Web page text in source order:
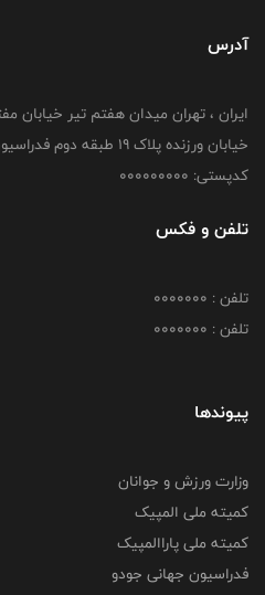
آدرس
ایران ، تهران میدان هفتم تیر
خیابان ورزنده پلاک ۱۹ طبقه دوم فدراسیون جودو
کدپستی: 000000000
تلفن و فکس
تلفن : 0000000
تلفن : 0000000
پیوندها
وزارت ورزش و جوانان
کمیته ملی المپیک
کمیته ملی پاراالمپیک
فدراسیون جهانی جودو